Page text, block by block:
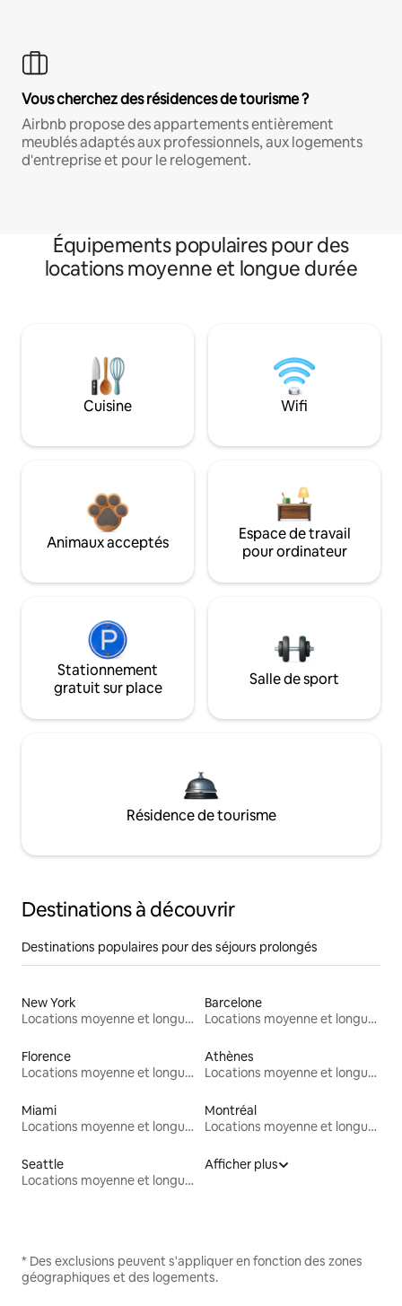
Vous cherchez des résidences de tourisme ?
Airbnb propose des appartements entièrement
meublés adaptés aux professionnels, aux logements
d'entreprise et pour le relogement.
Équipements populaires pour des
locations moyenne et longue durée
Cuisine Wifi
Animaux acceptés
Espace de travail
pour ordinateur
Stationnement
gratuit sur place
Salle de sport
Résidence de tourisme
Destinations à découvrir
Destinations populaires pour des séjours prolongés
New York
Locations moyenne et longue durée
Barcelone
Locations moyenne et longue durée
Florence
Locations moyenne et longue durée
Athènes
Locations moyenne et longue durée
Miami
Locations moyenne et longue durée
Montréal
Locations moyenne et longue durée
Seattle
Locations moyenne et longue durée
Afficher plus
* Des exclusions peuvent s'appliquer en fonction des zones
géographiques et des logements.